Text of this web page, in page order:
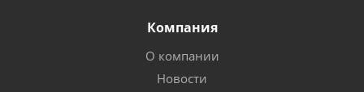
Компания
О компании
Новости